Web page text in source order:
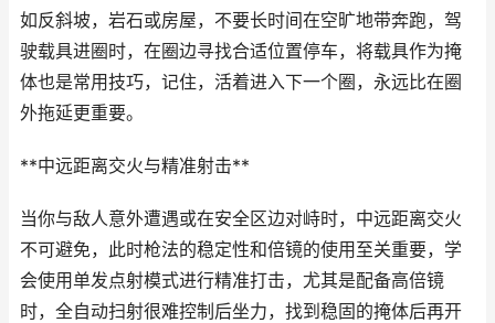
如反斜坡，岩石或房屋，不要长时间在空旷地带奔跑，驾
驶载具进圈时，在圈边寻找合适位置停车，将载具作为掩
体也是常用技巧，记住，活着进入下一个圈，永远比在圈
外拖延更重要。
**中远距离交火与精准射击**
当你与敌人意外遭遇或在安全区边对峙时，中远距离交火
不可避免，此时枪法的稳定性和倍镜的使用至关重要，学
会使用单发点射模式进行精准打击，尤其是配备高倍镜
时，全自动扫射很难控制后坐力，找到稳固的掩体后再开